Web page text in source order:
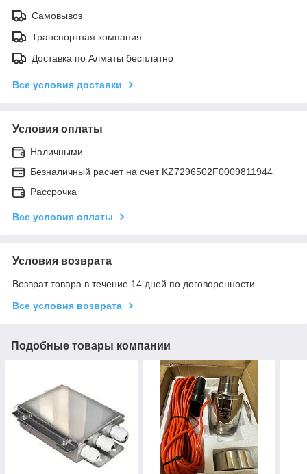
Самовывоз
Транспортная компания
Доставка по Алматы бесплатно
Все условия доставки
Условия оплаты
Наличными
Безналичный расчет на счет KZ7296502F0009811944
Рассрочка
Все условия оплаты
Условия возврата
Возврат товара в течение 14 дней по договоренности
Все условия возврата
Подобные товары компании